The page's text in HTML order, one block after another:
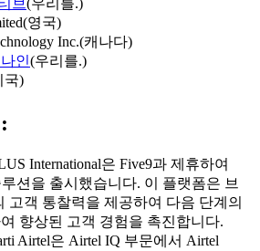
영국)
Inc.(캐나다)
인(우리를.)
국)
International은 Five9과 제휴하여
루션을 출시했습니다. 이 플랫폼은 브
고객 통찰력을 제공하여 다음 단계의
향상된 고객 경험을 촉진합니다.
Airtel은 Airtel IQ 부문에서 Airtel